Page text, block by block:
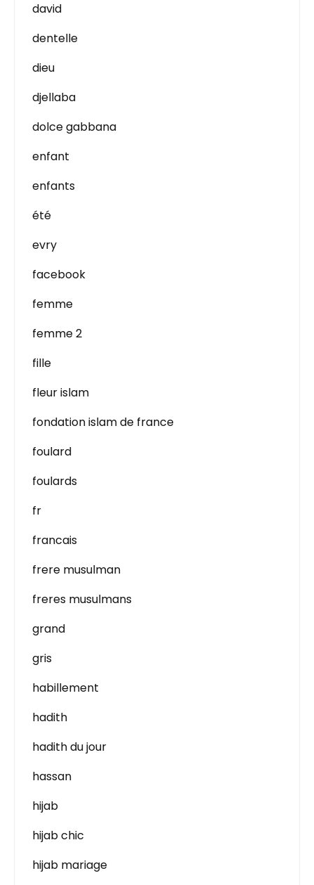
david
dentelle
dieu
djellaba
dolce gabbana
enfant
enfants
été
evry
facebook
femme
femme 2
fille
fleur islam
fondation islam de france
foulard
foulards
fr
francais
frere musulman
freres musulmans
grand
gris
habillement
hadith
hadith du jour
hassan
hijab
hijab chic
hijab mariage